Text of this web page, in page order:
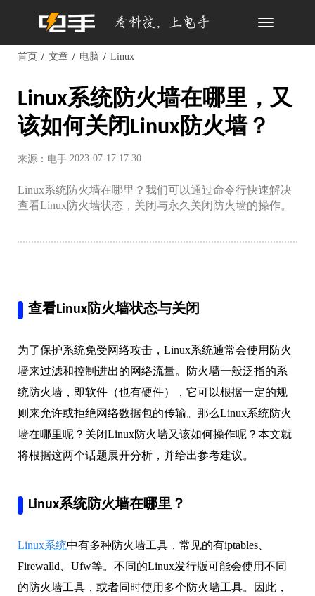
Toggle
首页 文章 电脑 Linux
Linux系统防火墙在哪里，又
该如何关闭Linux防火墙？
来源：电手 2023-07-17 17:30
Linux系统防火墙在哪里？我们可以通过命令行快速解决
查看Linux防火墙状态，关闭与永久关闭防火墙的操作。
查看Linux防火墙状态与关闭
为了保护系统免受网络攻击，Linux系统通常会使用防火
墙来过滤和控制进出的网络流量。防火墙一般泛指的系
统防火墙，即软件（也有硬件），它可以根据一定的规
则来允许或拒绝网络数据包的传输。那么Linux系统防火
墙在哪里呢？关闭Linux防火墙又该如何操作呢？本文就
将根据这两个话题展开分析，并给出参考建议。
Linux系统防火墙在哪里？
Linux系统中有多种防火墙工具，常见的有iptables、
Firewalld、Ufw等。不同的Linux发行版可能会使用不同
的防火墙工具，或者同时使用多个防火墙工具。因此，